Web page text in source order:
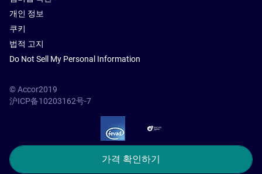
가격 확인하기
개인 정보
쿠키
법적 고지
Do Not Sell My Personal Information
© Accor2019
沪ICP备10203162号-7